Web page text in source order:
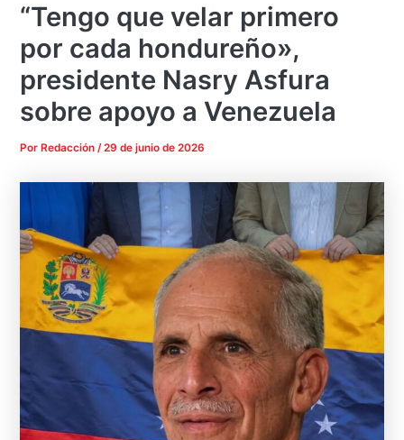
“Tengo que velar primero
por cada hondureño»,
presidente Nasry Asfura
sobre apoyo a Venezuela
Por Redacción/29 de junio de 2026